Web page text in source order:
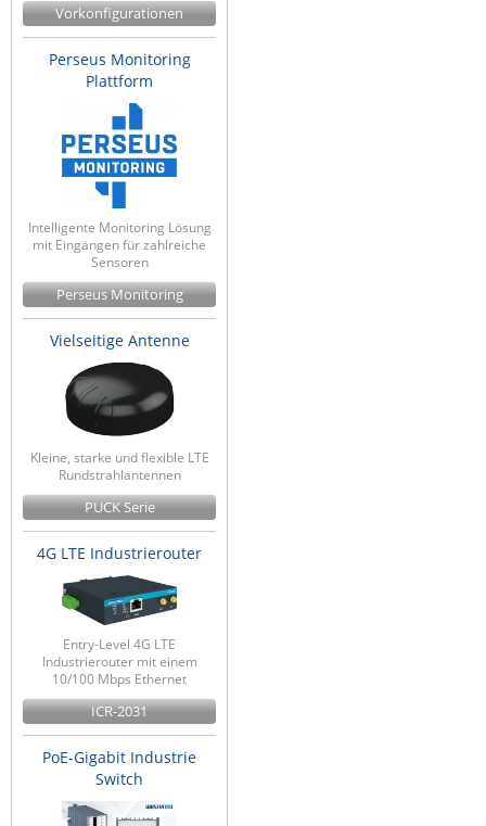
Vorkonfigurationen
Perseus Monitoring
Plattform
Intelligente Monitoring Lösung
mit Eingängen für zahlreiche
Sensoren
Perseus Monitoring
Vielseitige Antenne
Kleine, starke und flexible LTE
Rundstrahlantennen
PUCK Serie
4G LTE Industrierouter
Entry-Level 4G LTE
Industrierouter mit einem
10/100 Mbps Ethernet
ICR-2031
PoE-Gigabit Industrie
Switch